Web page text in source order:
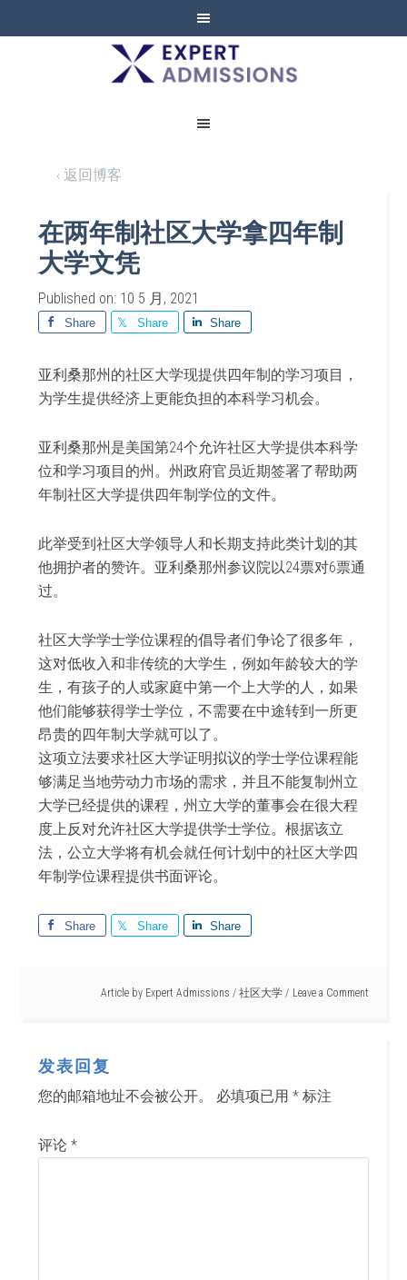
EXPERT
ADMISSIONS
‹ 返回博客
在两年制社区大学拿四年制
大学文凭
Published on: 10 5 月, 2021
Share Share Share
亚利桑那州的社区大学现提供四年制的学习项目，
为学生提供经济上更能负担的本科学习机会。
亚利桑那州是美国第24个允许社区大学提供本科学
位和学习项目的州。州政府官员近期签署了帮助两
年制社区大学提供四年制学位的文件。
此举受到社区大学领导人和长期支持此类计划的其
他拥护者的赞许。亚利桑那州参议院以24票对6票通
过。
社区大学学士学位课程的倡导者们争论了很多年，
这对低收入和非传统的大学生，例如年龄较大的学
生，有孩子的人或家庭中第一个上大学的人，如果
他们能够获得学士学位，不需要在中途转到一所更
昂贵的四年制大学就可以了。
这项立法要求社区大学证明拟议的学士学位课程能
够满足当地劳动力市场的需求，并且不能复制州立
大学已经提供的课程，州立大学的董事会在很大程
度上反对允许社区大学提供学士学位。根据该立
法，公立大学将有机会就任何计划中的社区大学四
年制学位课程提供书面评论。
Share Share Share
Article by Expert Admissions / 社区大学 Leave a Comment
发表回复
您的邮箱地址不会被公开。 必填项已用* 标注
评论*